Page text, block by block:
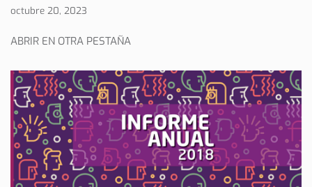
octubre 20, 2023
ABRIR EN OTRA PESTAÑA